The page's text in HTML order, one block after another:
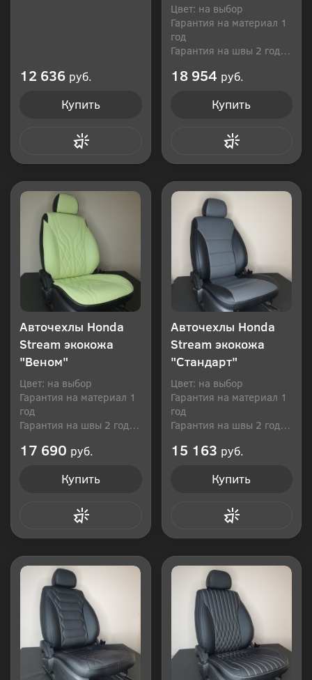
12 636 руб.
Купить
Цвет: на выбор
Гарантия на материал 1
год
Гарантия на швы 2 года
18 954 руб.
Купить
Авточехлы Honda
Stream экокожа
"Веном"
Цвет: на выбор
Гарантия на материал 1
год
Гарантия на швы 2 года
17 690 руб.
Купить
Авточехлы Honda
Stream экокожа
"Стандарт"
Цвет: на выбор
Гарантия на материал 1
год
Гарантия на швы 2 года
15 163 руб.
Купить